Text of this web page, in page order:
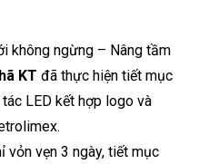
không ngừng – Nâng tầm
KT đã thực hiện tiết mục
LED kết hợp logo và
vỏn vẹn 3 ngày, tiết mục